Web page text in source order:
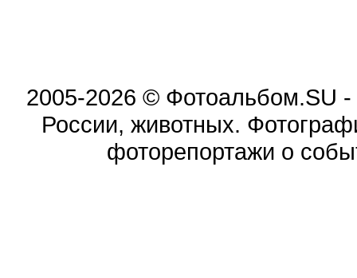
2005-2026 © Фотоальбом.SU -
России, животных.
фоторепортажи о